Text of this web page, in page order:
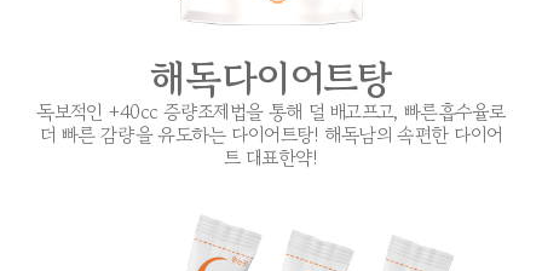
해독다이어트탕
독보적인 +40cc 증량조제법을 통해 덜 배고프고, 빠른흡수율로
더 빠른 감량을 유도하는 다이어트탕! 해독남의 속편한 다이어
트 대표한약!